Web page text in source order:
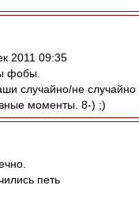
2011 09:35
фобы.
случайно/не случайно
моменты. 8-) ;)
петь